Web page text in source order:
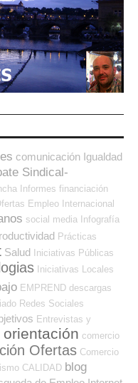
comunicación Igualdad
Sindical-
Informes financiación
Empleo Internacional
social media
Infografía
Prácticas
Salud Iniciativas Públicas
Iniciativas Locales
EMPREND descargas
Redes Sociales
Entrevistas y
comercio
Ofertas Comercio
CALIDAD blog